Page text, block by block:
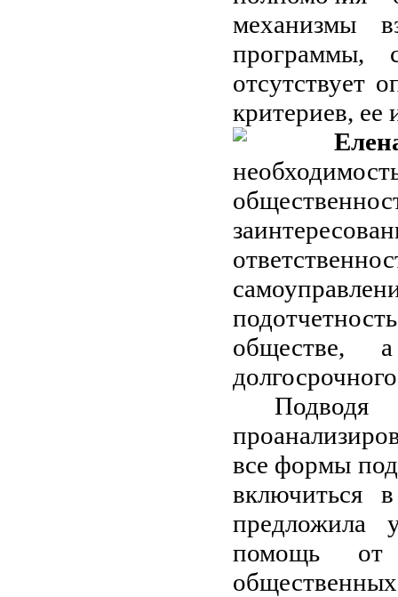
механизмы
программы,
отсутствует
критериев,
обществе,
все формы
включиться
предложила
помощь от